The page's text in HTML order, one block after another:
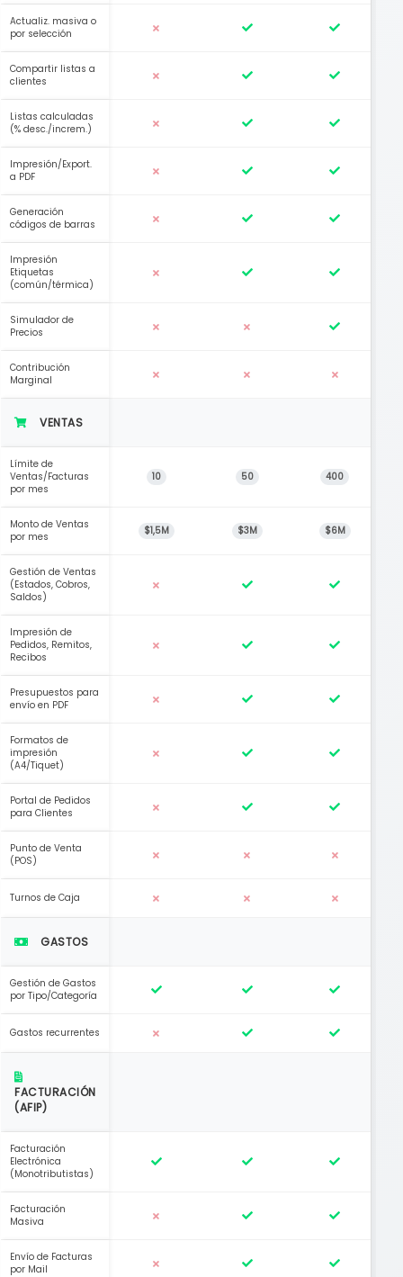
Actualiz. masiva o
por selección
Compartir listas a
clientes
Listas calculadas
(% desc./increm.)
Impresión/Export.
a PDF
Generación
códigos de barras
Impresión
Etiquetas
(común/térmica)
Simulador de
Precios
Contribución
Marginal
VENTAS
Límite de
Ventas/Facturas
por mes
10 50 400
Monto de Ventas
por mes
$1,5M $3M $6M
Gestión de Ventas
(Estados, Cobros,
Saldos)
Impresión de
Pedidos, Remitos,
Recibos
Presupuestos para
envío en PDF
Formatos de
impresión
(A4/Tiquet)
Portal de Pedidos
para Clientes
Punto de Venta
(POS)
Turnos de Caja
GASTOS
Gestión de Gastos
por Tipo/Categoría
Gastos recurrentes
FACTURACIÓN
(AFIP)
Facturación
Electrónica
(Monotributistas)
Facturación
Masiva
Envío de Facturas
por Mail